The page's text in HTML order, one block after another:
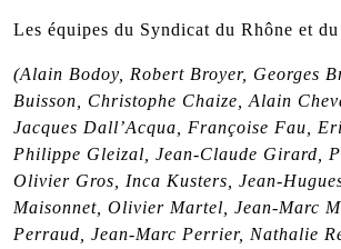
Les équipes du Syndicat du Rhône et
(Alain Bodoy, Robert Broyer, Georges
Buisson, Christophe Chaize, Alain
Jacques Dall’Acqua, Françoise Fau,
Philippe Gleizal, Jean-Claude Girard,
Olivier Gros, Inca Kusters, Jean-
Maisonnet, Olivier Martel, Jean-Marc
Perraud, Jean-Marc Perrier, Nathalie